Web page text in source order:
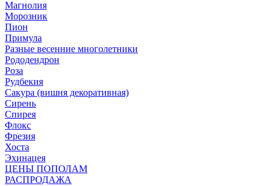
Магнолия
Морозник
Пион
Примула
Разные весенние многолетники
Рододендрон
Роза
Рудбекия
Сакура (вишня декоративная)
Сирень
Спирея
Флокс
Фрезия
Хоста
Эхинацея
ЦЕНЫ ПОПОЛАМ
РАСПРОДАЖА